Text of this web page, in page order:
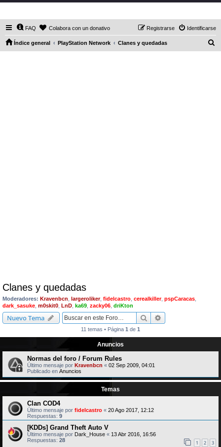
FAQ Colabora con un donativo Identificarse
Registrarse
Índice general PlayStation Network Clanes y quedadas
Clanes y quedadas
Moderadores: Kravenbcn largeroliker, fidelcastro cerealkiller, pspCaracas
dark_sasuke m0skit0 LnD ka69 zacky06 driKton
Nuevo Tema Buscar
11 temas • Página 1 de 1
Anuncios
Normas del foro / Forum Rules
Último mensaje por Kravenbcn « 02 Sep 2009, 04:01
Publicado en Anuncios
Temas
Clan COD4
Último mensaje por fidelcastro « 20 Ago 2017, 12:12
Respuestas: 9
[KDDs] Grand Theft Auto V
Último mensaje por Dark_House « 13 Abr 2016, 16:56
Respuestas: 28 1 2 3